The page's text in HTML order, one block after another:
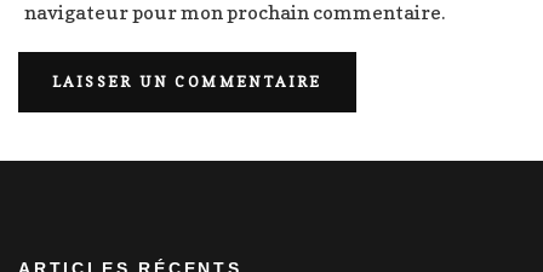
navigateur pour mon prochain commentaire.
ARTICLES RÉCENTS